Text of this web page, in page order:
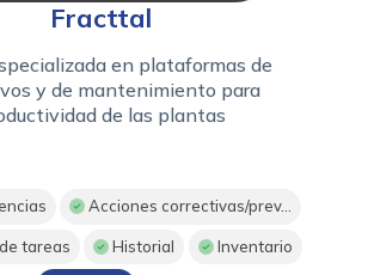
Fracttal
en plataformas de
y de mantenimiento para
de las plantas
Acciones correctivas/prev...
tareas Historial Inventario